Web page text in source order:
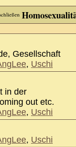
Gesellschaft
, Uschi
in der
out etc.
, Uschi
, Uschi